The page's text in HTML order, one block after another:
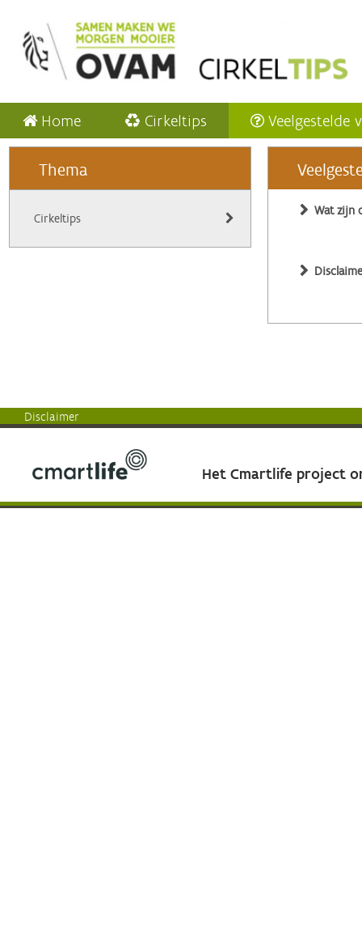
Home Cirkeltips Veelgestelde
Thema
Cirkeltips
Wat zijn
Disclaimer
Het Cmartlife project